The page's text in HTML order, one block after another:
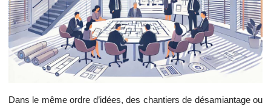
Dans le même ordre d’idées, des chantiers de désamiantage ou